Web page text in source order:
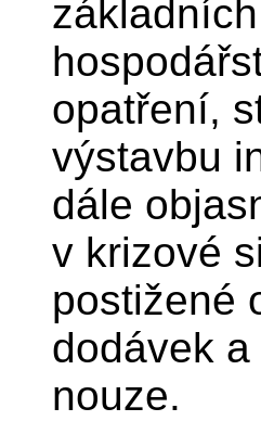
opatření,
výstavbu
dále
v krizové
postižené
dodávek
nouze.